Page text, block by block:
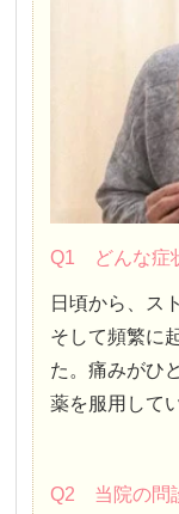
Q1 どんな症
日頃から、ス
そして頻繁に
た。痛みがひ
薬を服用して
Q2 当院の問